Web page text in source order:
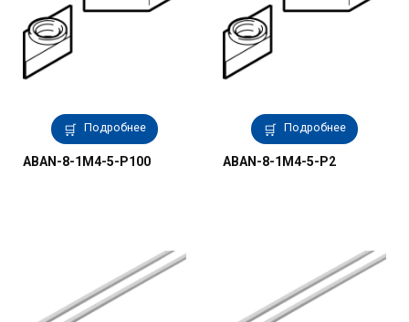
Подробнее
ABAN-8-1M4-5-P100
Подробнее
ABAN-8-1M4-5-P2